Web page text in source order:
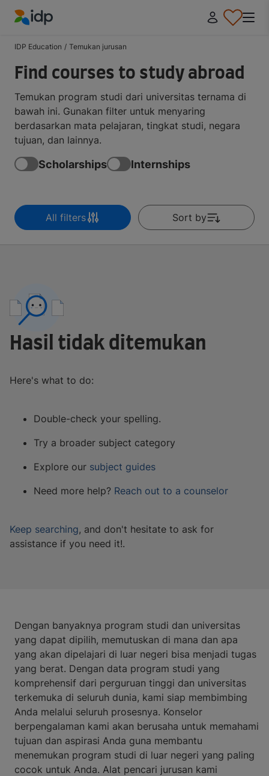
IDP Education / Temukan jurusan
Find courses to study abroad
Temukan program studi dari universitas ternama di
bawah ini. Gunakan filter untuk menyaring
berdasarkan mata pelajaran, tingkat studi, negara
tujuan, dan lainnya.
Scholarships Internships
All filters Sort by
Hasil tidak ditemukan
Here's what to do:
Double-check your spelling.
Try a broader subject category
Explore our subject guides
Need more help? Reach out to a counselor
Keep searching, and don't hesitate to ask for
assistance if you need it!.
Dengan banyaknya program studi dan universitas
yang dapat dipilih, memutuskan di mana dan apa
yang akan dipelajari di luar negeri bisa menjadi tugas
yang berat. Dengan data program studi yang
komprehensif dari perguruan tinggi dan universitas
terkemuka di seluruh dunia, kami siap membimbing
Anda melalui seluruh prosesnya. Konselor
berpengalaman kami akan berusaha untuk memahami
tujuan dan aspirasi Anda guna membantu
menemukan program studi di luar negeri yang paling
cocok untuk Anda. Alat pencari jurusan kami